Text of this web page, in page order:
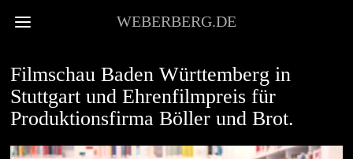
WEBERBERG.DE
Filmschau Baden Württemberg in
Stuttgart und Ehrenfilmpreis für
Produktionsfirma Böller und Brot.